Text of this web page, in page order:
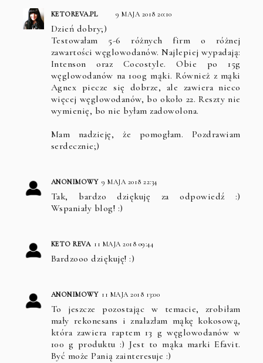
KETOREVA.PL 9 MAJA 2018 20:10
Dzień dobry;)
Testowałam 5-6 różnych firm o różnej
zawartości węglowodanów. Najlepiej wypadają:
Intenson oraz Cocostyle. Obie po 15g
węglowodanów na 100g mąki. Również z mąki
Agnex piecze się dobrze, ale zawiera nieco
więcej węglowodanów, bo około 22. Reszty nie
wymienię, bo nie byłam zadowolona.
Mam nadzieję, że pomogłam. Pozdrawiam
serdecznie;)
ANONIMOWY 9 MAJA 2018 22:34
Tak, bardzo dziękuję za odpowiedź :)
Wspaniały blog! :)
KETO REVA 11 MAJA 2018 09:44
Bardzooo dziękuję! :)
ANONIMOWY 11 MAJA 2018 13:00
To jeszcze pozostając w temacie, zrobiłam
mały rekonesans i znalazłam mąkę kokosową,
która zawiera raptem 13 g węglowodanów w
100 g produktu :) Jest to mąka marki Efavit.
Być może Panią zainteresuje :)